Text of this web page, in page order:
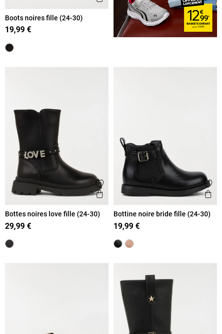
Boots noires fille (24-30)
19,99 €
Ajouter aux favoris
Aperçu rapide
Bottes noires love fille (24-30)
29,99 €
Bottine noire bride fille (24-30)
19,99 €